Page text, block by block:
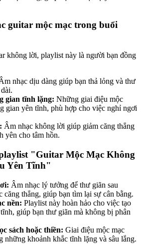
guitar mộc mạc trong buổi
không lời, playlist này là người bạn đồng
nhạc dịu dàng giúp bạn thả lỏng và thư
gian tĩnh lặng: Những giai điệu mộc
gian yên tĩnh, phù hợp cho việc nghỉ ngơi
Âm nhạc không lời giúp giảm căng thẳng
yên cho tâm hồn.
"Guitar Mộc Mạc Không
Yên Tĩnh"
Âm nhạc lý tưởng để thư giãn sau
căng thẳng, giúp bạn tìm lại sự cân bằng.
nền: Playlist này hoàn hảo cho việc tạo
giúp bạn thư giãn mà không bị phân
sách hoặc thiền: Giai điệu mộc mạc
những khoảnh khắc tĩnh lặng và sâu lắng.